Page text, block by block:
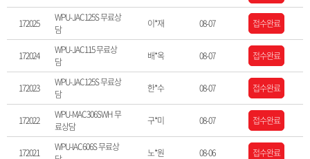
172025
WPU-JAC125S 무료상
담
이*재 08-07 접수완료
172024
WPU-JAC115 무료상
담
배*옥 08-07 접수완료
172023
WPU-JAC125S 무료상
담
한*수 08-07 접수완료
172022
WPU-MAC306SWH 무
료상담
구*미 08-07 접수완료
172021
WPU-IAC606S 무료상
노*원 08-06 접수완료